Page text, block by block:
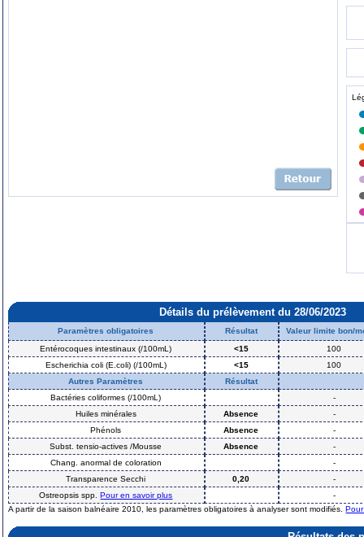
Détails du prélèvement du 28/06/2023
Paramètres obligatoires Résultat
Valeur limite bon/
Entérocoques intestinaux (/100mL)
<15
100
Escherichia coli (E.coli) (/100mL)
<15
100
Autres Paramètres
Résultat
Bactéries coliformes (/100mL)
-
Huiles minérales
Absence
-
Phénols
Absence
-
Subst. tensio-actives /Mousse
Absence
-
Chang. anormal de coloration
-
Transparence Secchi
0,20
-
Ostreopsis spp.Pour en savoir plus
-
A partir de la saison balnéaire 2010, les paramètres obligatoires à analyser sont modifiés.